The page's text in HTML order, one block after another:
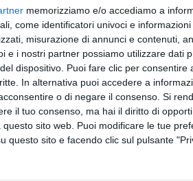
memorizziamo e/o accediamo a
come identificatori univoci e
misurazione di annunci e contenuti,
e i nostri partner possiamo utilizzare dati
dispositivo. Puoi fare clic per
In alternativa puoi accedere a
o di negare il consenso. Si
il tuo consenso, ma hai il diritto di
sito web. Puoi modificare le tue
questo sito e facendo clic sul pulsante
recuperarlo in questo mese,
a cielo aperto con più verde per
il
la
7 AGOSTO 2026
A S.Spirito il
parcheggio
lungomare